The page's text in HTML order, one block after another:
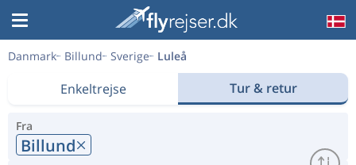
Danmark Billund Sverige Luleå
Enkeltrejse Tur & retur
Fra
Billund